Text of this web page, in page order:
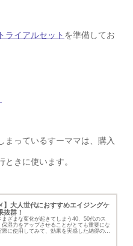
トライアルセット を準備してお
まっているすーママは、購入
きに使います。
】大人世代におすすめエイジングケ
抜群！
まざまな変化が起きてしまう40、50代のス
保湿力をアップさせることがとても重要にな
際に使用してみて、効果を実感した納得のお